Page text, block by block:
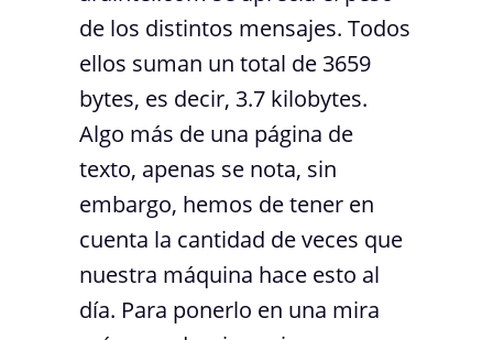
de los distintos mensajes. Todos
ellos suman un total de 3659
bytes, es decir, 3.7 kilobytes.
Algo más de una página de
texto, apenas se nota, sin
embargo, hemos de tener en
cuenta la cantidad de veces que
nuestra máquina hace esto al
día. Para ponerlo en una mira